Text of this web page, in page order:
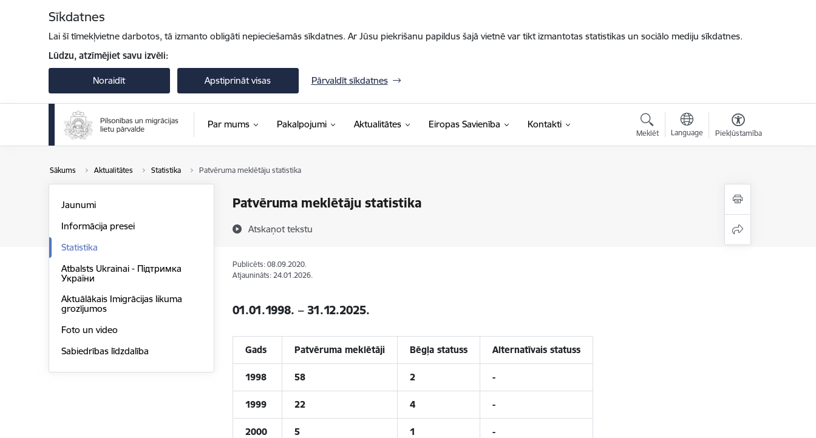
Sīkdatnes
Lai šī tīmekļvietne darbotos, tā izmanto obligāti nepieciešamās sīkdatnes. Ar Jūsu piekrišanu papildus šajā vietnē var tikt izmantotas statistikas un sociālo mediju sīkdatnes.
Lūdzu, atzīmējiet savu izvēli:
Noraidīt Apstiprināt visas Pārvaldīt sīkdatnes
Par mums Pakalpojumi Aktualitātes Eiropas Savienība Kontakti
Meklēt Language Piekļūstamība
Sākums Aktualitātes Statistika Patvēruma meklētāju statistika
Patvēruma meklētāju statistika
Atskaņot tekstu
Jaunumi
Informācija presei
Statistika
Atbalsts Ukrainai - Підтримка
України
Aktuālākais Imigrācijas likuma
grozījumos
Foto un video
Sabiedrības līdzdalība
Publicēts: 08.09.2020.
Atjaunināts: 24.01.2026.
01.01.1998. – 31.12.2025.
Gads Patvēruma meklētāji Bēgļa statuss Alternatīvais statuss
1998 58 2 -
1999 22 4 -
2000 5 1 -